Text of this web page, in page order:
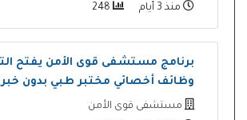
منذ 3 أيام
برنامج مستشفى قوى الأمن يفتح
وظائف أخصائي مختبر طبي بدون
مستشفى قوى الأمن